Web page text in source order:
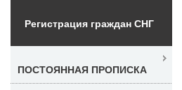
Регистрация граждан СНГ
ПОСТОЯННАЯ ПРОПИСКА